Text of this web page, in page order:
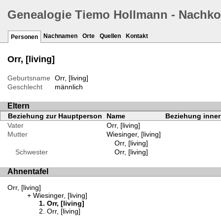
Genealogie Tiemo Hollmann -
Personen Nachnamen Orte Quellen Kontakt
Orr, [living]
Geburtsname
Orr, [living]
Geschlecht
männlich
Eltern
Beziehung zur Hauptperson Name
Beziehung
Vater
Orr, [living]
Mutter
Wiesinger, [living]
Orr, [living]
Schwester
Orr, [living]
Ahnentafel
Orr, [living]
Wiesinger, [living]
Orr, [living]
Orr, [living]